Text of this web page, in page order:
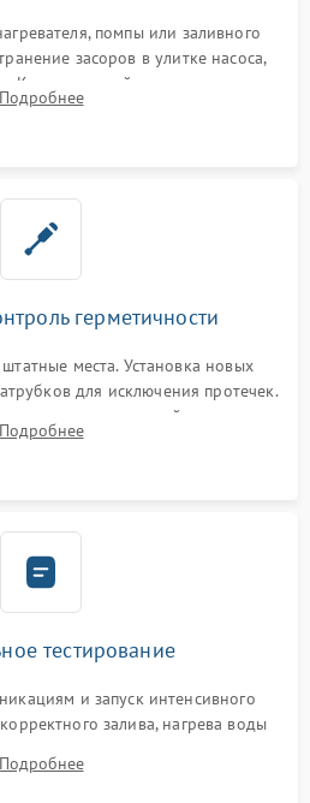
помпы или заливного
засоров в улитке насоса,
Компонентный ремонт платы
поврежденной проводки.
Подробнее
герметичности
места. Установка новых
для исключения протечек.
гидравлической системы,
датчика поплавка.
Подробнее
тестирование
и запуск интенсивного
залива, нагрева воды
отсутствия посторонних шумов,
сухости в поддоне.
Подробнее